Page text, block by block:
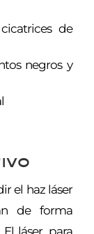
de
negros y
el haz láser
de forma
láser, para